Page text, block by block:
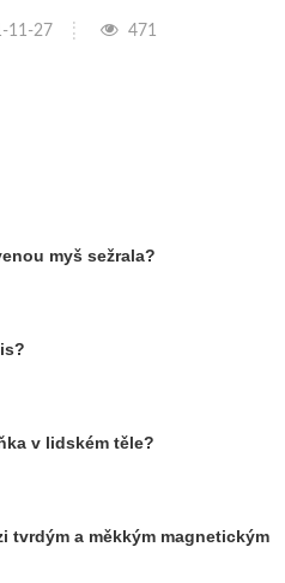
11-27 471
myš sežrala?
v lidském těle?
tvrdým a měkkým magnetickým